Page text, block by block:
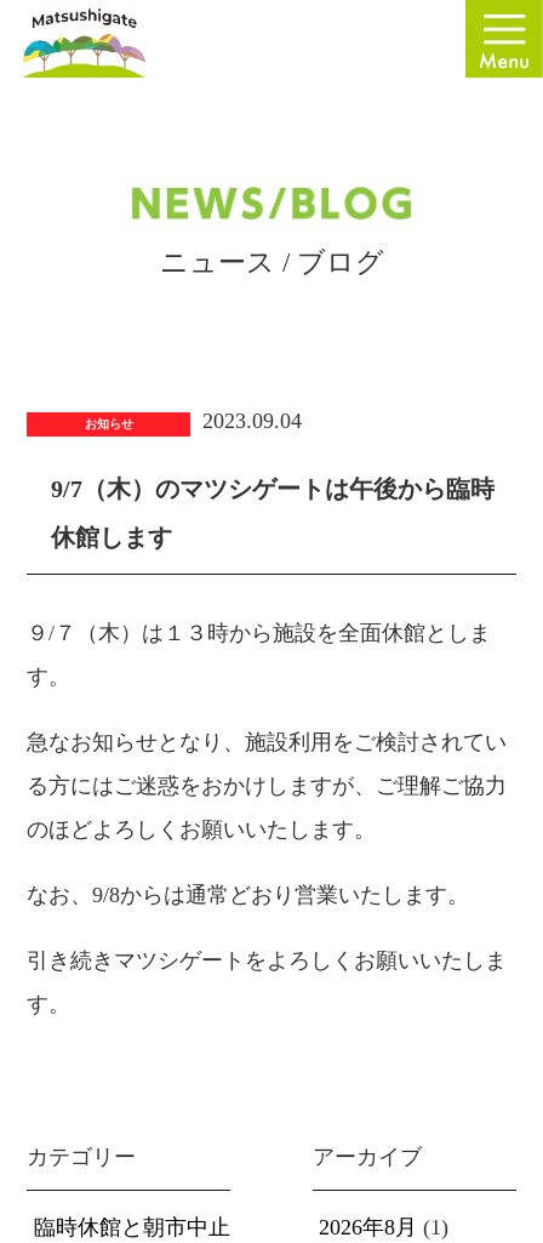
ニュース / ブログ
お知らせ 2023.09.04
9/7（木）のマツシゲートは午後から臨時
休館します
９/７（木）は１３時から施設を全面休館としま
す。
急なお知らせとなり、施設利用をご検討されてい
る方にはご迷惑をおかけしますが、ご理解ご協力
のほどよろしくお願いいたします。
なお、9/8からは通常どおり営業いたします。
引き続きマツシゲートをよろしくお願いいたしま
す。
カテゴリー
臨時休館と朝市中止
アーカイブ
2026年8月 (1)